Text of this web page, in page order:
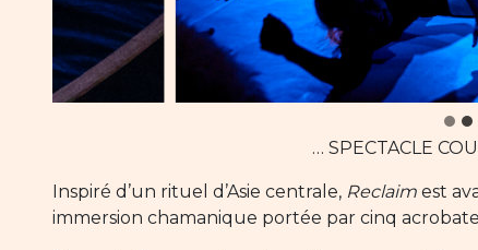
… SPECTACLE
Inspiré d’un rituel d’Asie centrale, Reclaim est
immersion chamanique portée par cinq